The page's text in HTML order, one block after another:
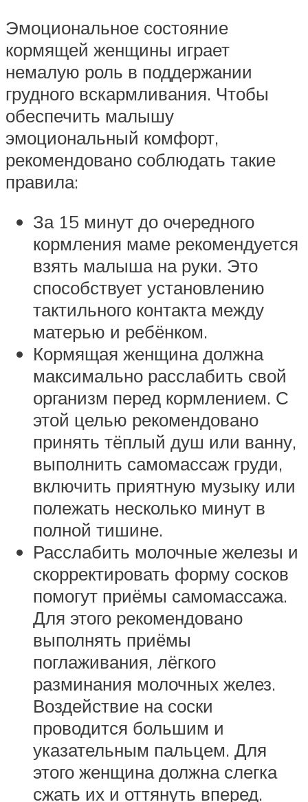
Эмоциональное состояние
кормящей женщины играет
немалую роль в поддержании
грудного вскармливания. Чтобы
обеспечить малышу
эмоциональный комфорт,
рекомендовано соблюдать такие
правила:
За 15 минут до очередного
кормления маме рекомендуется
взять малыша на руки. Это
способствует установлению
тактильного контакта между
матерью и ребёнком.
Кормящая женщина должна
максимально расслабить свой
организм перед кормлением. С
этой целью рекомендовано
принять тёплый душ или ванну,
выполнить самомассаж груди,
включить приятную музыку или
полежать несколько минут в
полной тишине.
Расслабить молочные железы и
скорректировать форму сосков
помогут приёмы самомассажа.
Для этого рекомендовано
выполнять приёмы
поглаживания, лёгкого
разминания молочных желез.
Воздействие на соски
проводится большим и
указательным пальцем. Для
этого женщина должна слегка
сжать их и оттянуть вперед.